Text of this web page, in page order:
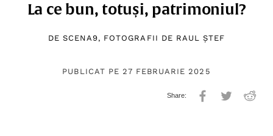
La ce bun, totuși, patrimoniul?
DE SCENA9, FOTOGRAFII DE RAUL ȘTEF
PUBLICAT PE 27 FEBRUARIE 2025